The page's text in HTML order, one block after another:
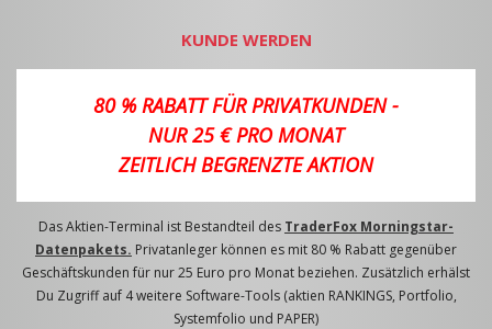
KUNDE WERDEN
80 % RABATT FÜR PRIVATKUNDEN -
NUR 25 € PRO MONAT
ZEITLICH BEGRENZTE AKTION
Das Aktien-Terminal ist Bestandteil des TraderFox Morningstar-
Datenpakets. Privatanleger können es mit 80 % Rabatt gegenüber
Geschäftskunden für nur 25 Euro pro Monat beziehen. Zusätzlich erhälst
Du Zugriff auf 4 weitere Software-Tools (aktien RANKINGS, Portfolio,
Systemfolio und PAPER)